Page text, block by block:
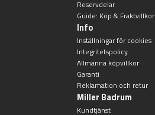
Reservdelar
Guide: Köp & Fraktvillkor
Info
Inställningar för cookies
Integritetspolicy
Allmänna köpvillkor
Garanti
Reklamation och retur
Miller Badrum
Kundtjänst